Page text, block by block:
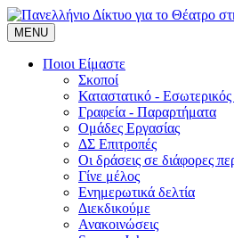
MENU
Ποιοι Είμαστε
Σκοποί
Καταστατικό -
Γραφεία - Παραρτήματα
Ομάδες Εργασίας
ΔΣ Επιτροπές
Οι δράσεις σε διάφορες
Γίνε μέλος
Ενημερωτικά δελτία
Διεκδικούμε
Ανακοινώσεις